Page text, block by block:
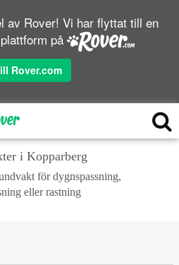
av Rover! Vi har flyttat till en
på
Rover.com
i Kopparberg
för dygnspassning,
eller rastning